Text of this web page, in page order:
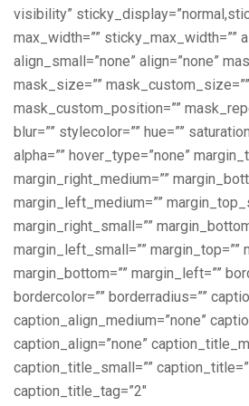
visibility”
max_width=”” sticky_max_width=””
align_small=”none” align=”none”
mask_size=””
mask_custom_position=””
blur=”” stylecolor=”” hue=””
alpha=”” hover_type=”none”
margin_right_medium=””
margin_left_medium=””
margin_right_small=””
margin_left_small=”” margin_top=””
margin_bottom=”” margin_left=””
bordercolor=”” borderradius=””
caption_align_medium=”none”
caption_align=”none”
caption_title_small=””
caption_title_tag=”2″